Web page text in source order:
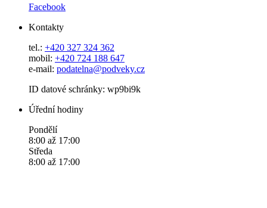
Facebook
Kontakty
tel.: +420 327 324 362
mobil: +420 724 188 647
e-mail: podatelna@podveky.cz
ID datové schránky: wp9bi9k
Úřední hodiny
Pondělí
8:00 až 17:00
Středa
8:00 až 17:00